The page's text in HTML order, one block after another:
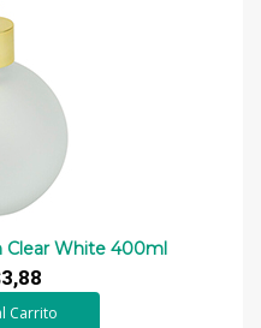
Clear White 400ml
Carrito